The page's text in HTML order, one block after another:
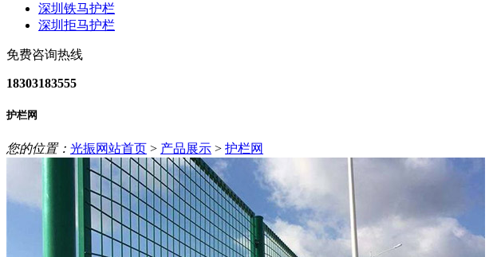
深圳铁马护栏
深圳拒马护栏
免费咨询热线
18303183555
护栏网
您的位置： 光振网站首页 > 产品展示 > 护栏网